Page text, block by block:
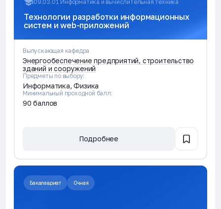
09.03.01 Информатика и вычислительная техника
Технологии разработки информационных
систем и web-приложений
Выпускающая кафедра
Энергообеспечение предприятий, строительство
зданий и сооружений
Предметы по выбору:
Информатика, Физика
Минимальный проходной балл:
90 баллов
Подробнее
Бакалавриат Очная